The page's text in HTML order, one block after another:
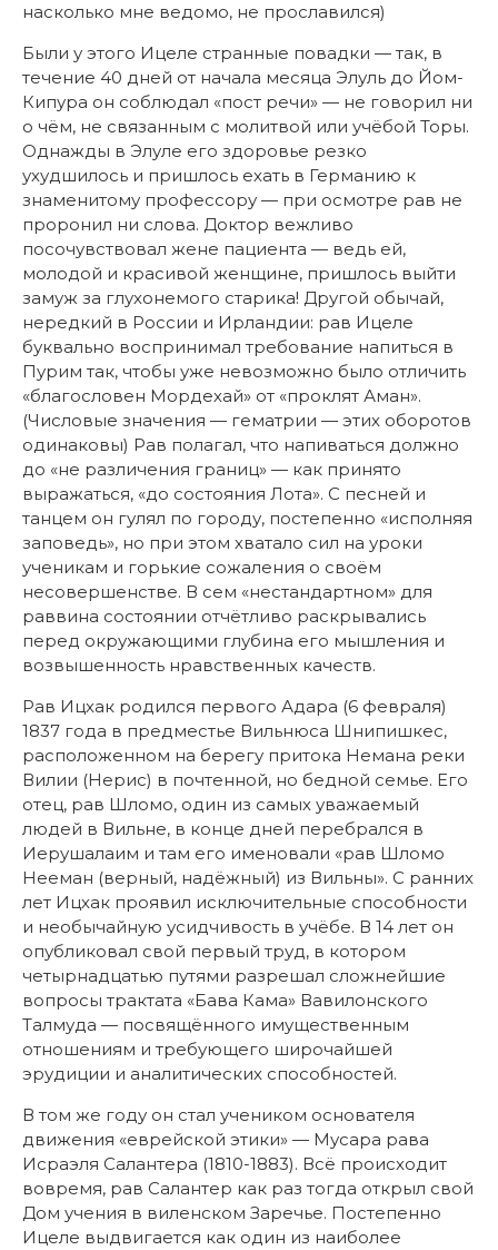
насколько мне ведомо, не прославился)
Были у этого Ицеле странные повадки — так, в
течение 40 дней от начала месяца Элуль до Йом-
Кипура он соблюдал «пост речи» — не говорил ни
о чём, не связанным с молитвой или учёбой Торы.
Однажды в Элуле его здоровье резко
ухудшилось и пришлось ехать в Германию к
знаменитому профессору — при осмотре рав не
проронил ни слова. Доктор вежливо
посочувствовал жене пациента — ведь ей,
молодой и красивой женщине, пришлось выйти
замуж за глухонемого старика! Другой обычай,
нередкий в России и Ирландии: рав Ицеле
буквально воспринимал требование напиться в
Пурим так, чтобы уже невозможно было отличить
«благословен Мордехай» от «проклят Аман».
(Числовые значения — гематрии — этих оборотов
одинаковы) Рав полагал, что напиваться должно
до «не различения границ» — как принято
выражаться, «до состояния Лота». С песней и
танцем он гулял по городу, постепенно «исполняя
заповедь», но при этом хватало сил на уроки
ученикам и горькие сожаления о своём
несовершенстве. В сем «нестандартном» для
раввина состоянии отчётливо раскрывались
перед окружающими глубина его мышления и
возвышенность нравственных качеств.
Рав Ицхак родился первого Адара (6 февраля)
1837 года в предместье Вильнюса Шнипишкес,
расположенном на берегу притока Немана реки
Вилии (Нерис) в почтенной, но бедной семье. Его
отец, рав Шломо, один из самых уважаемый
людей в Вильне, в конце дней перебрался в
Иерушалаим и там его именовали «рав Шломо
Нееман (верный, надёжный) из Вильны». С ранних
лет Ицхак проявил исключительные способности
и необычайную усидчивость в учёбе. В 14 лет он
опубликовал свой первый труд, в котором
четырнадцатью путями разрешал сложнейшие
вопросы трактата «Бава Кама» Вавилонского
Талмуда — посвящённого имущественным
отношениям и требующего широчайшей
эрудиции и аналитических способностей.
В том же году он стал учеником основателя
движения «еврейской этики» — Мусара рава
Исраэля Салантера (1810-1883). Всё происходит
вовремя, рав Салантер как раз тогда открыл свой
Дом учения в виленском Заречье. Постепенно
Ицеле выдвигается как один из наиболее